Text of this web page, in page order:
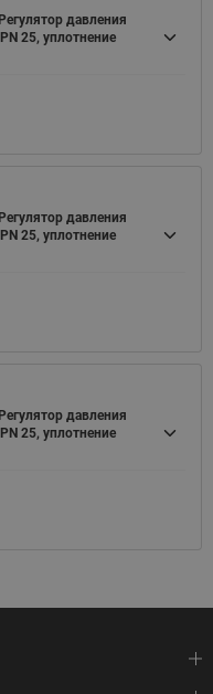
давления
25, уплотнение
давления
25, уплотнение
давления
25, уплотнение